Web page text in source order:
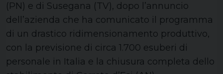
(PN) e di Susegana (TV), dopo l’annuncio
dell’azienda che ha comunicato il programma
di un drastico ridimensionamento produttivo,
con la previsione di circa 1.700 esuberi di
personale in Italia e la chiusura completa dello